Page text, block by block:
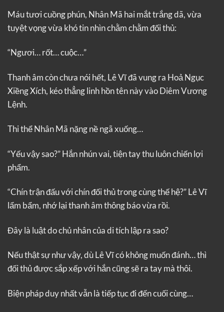
Máu tươi cuồng phún, Nhân Mã hai mắt trắng dã, vừa
tuyệt vọng vừa khó tin nhìn chằm chằm đối thủ:
“Ngươi… rốt… cuộc…”
Thanh âm còn chưa nói hết, Lê Vĩ đã vung ra Hoả Ngục
Xiềng Xích, kéo thẳng linh hồn tên này vào Diêm Vương
Lệnh.
Thi thể Nhân Mã nặng nề ngã xuống…
“Yếu vậy sao?” Hắn nhún vai, tiện tay thu luôn chiến lợi
phẩm.
“Chín trận đấu với chín đối thủ trong cùng thế hệ?” Lê Vĩ
lẩm bẩm, nhớ lại thanh âm thông báo vừa rồi.
Đây là luật do chủ nhân của di tích lập ra sao?
Nếu thật sự như vậy, dù Lê Vĩ có không muốn đánh… thì
đối thủ được sắp xếp với hắn cũng sẽ ra tay mà thôi.
Biện pháp duy nhất vẫn là tiếp tục đi đến cuối cùng…